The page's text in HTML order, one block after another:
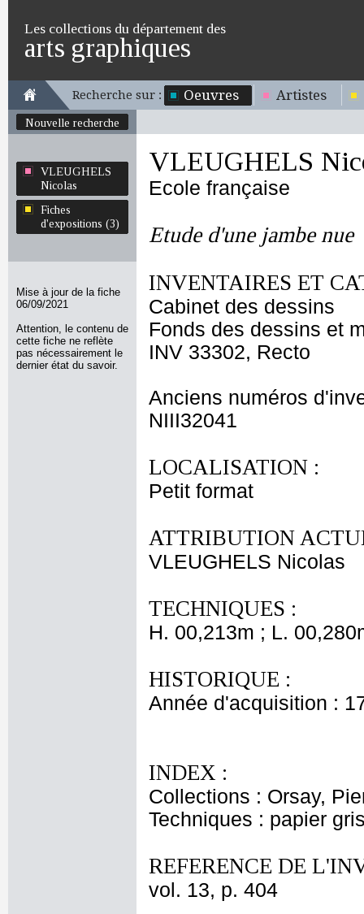
Les collections du département des
arts graphiques
Recherche sur : Oeuvres Artistes
Nouvelle recherche
VLEUGHELS
Nicolas
Fiches
d'expositions (3)
Mise à jour de la fiche
06/09/2021
Attention, le contenu de
cette fiche ne reflète
pas nécessairement le
dernier état du savoir.
VLEUGHELS
Ecole française
Etude d'une jambe nue
INVENTAIRES ET
Cabinet des dessins
Fonds des dessins et
INV 33302, Recto
Anciens numéros
NIII32041
LOCALISATION :
Petit format
ATTRIBUTION
VLEUGHELS Nicolas
TECHNIQUES :
H. 00,213m ; L.
HISTORIQUE :
Année d'acquisition :
INDEX :
Collections : Orsay,
Techniques : papier
REFERENCE DE
vol. 13, p. 404